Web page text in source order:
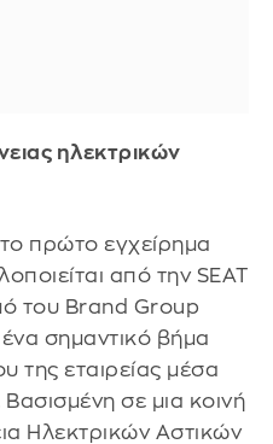
ηλεκτρικών
πρώτο εγχείρημα
από την SEAT
του Brand Group
σημαντικό βήμα
της εταιρείας μέσα
σε μια κοινή
Ηλεκτρικών Αστικών